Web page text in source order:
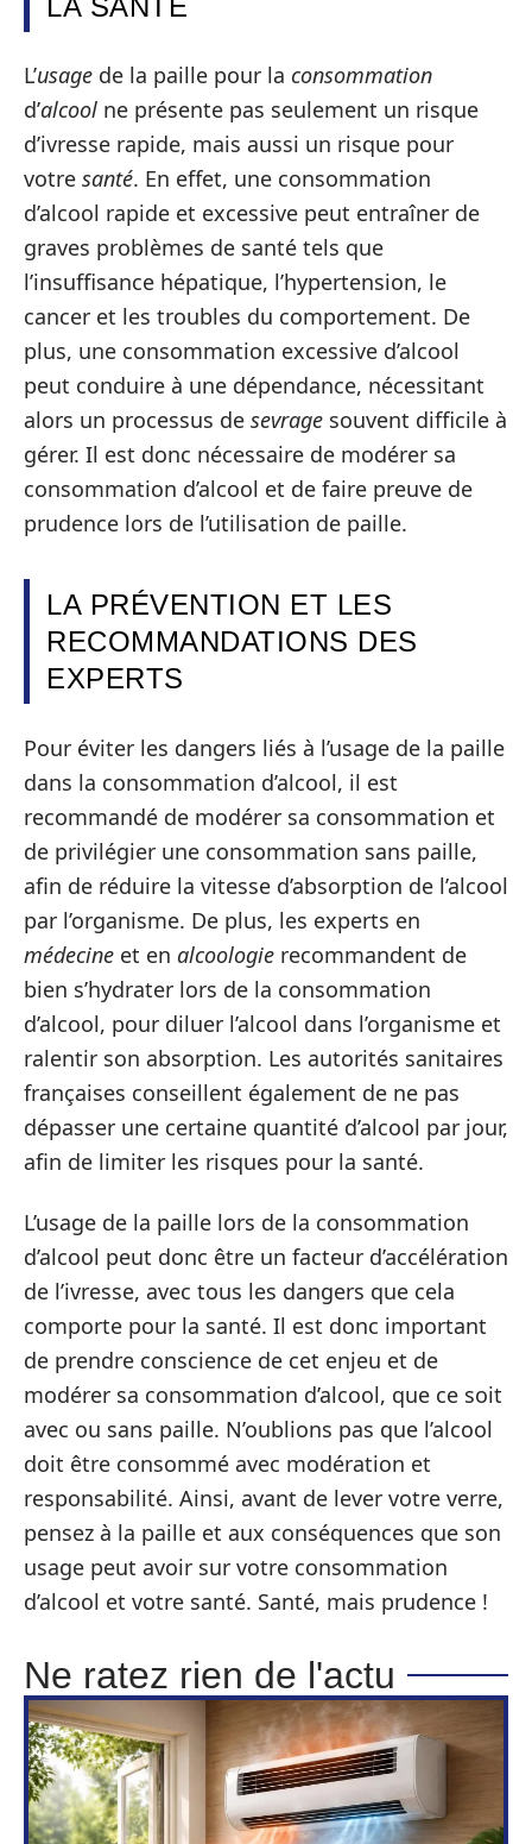
LA SANTÉ
L’usage de la paille pour la consommation
d’alcool ne présente pas seulement un risque
d’ivresse rapide, mais aussi un risque pour
votre santé. En effet, une consommation
d’alcool rapide et excessive peut entraîner de
graves problèmes de santé tels que
l’insuffisance hépatique, l’hypertension, le
cancer et les troubles du comportement. De
plus, une consommation excessive d’alcool
peut conduire à une dépendance, nécessitant
alors un processus de sevrage souvent difficile à
gérer. Il est donc nécessaire de modérer sa
consommation d’alcool et de faire preuve de
prudence lors de l’utilisation de paille.
LA PRÉVENTION ET LES
RECOMMANDATIONS DES
EXPERTS
Pour éviter les dangers liés à l’usage de la paille
dans la consommation d’alcool, il est
recommandé de modérer sa consommation et
de privilégier une consommation sans paille,
afin de réduire la vitesse d’absorption de l’alcool
par l’organisme. De plus, les experts en
médecine et en alcoologie recommandent de
bien s’hydrater lors de la consommation
d’alcool, pour diluer l’alcool dans l’organisme et
ralentir son absorption. Les autorités sanitaires
françaises conseillent également de ne pas
dépasser une certaine quantité d’alcool par jour,
afin de limiter les risques pour la santé.
L’usage de la paille lors de la consommation
d’alcool peut donc être un facteur d’accélération
de l’ivresse, avec tous les dangers que cela
comporte pour la santé. Il est donc important
de prendre conscience de cet enjeu et de
modérer sa consommation d’alcool, que ce soit
avec ou sans paille. N’oublions pas que l’alcool
doit être consommé avec modération et
responsabilité. Ainsi, avant de lever votre verre,
pensez à la paille et aux conséquences que son
usage peut avoir sur votre consommation
d’alcool et votre santé. Santé, mais prudence !
Ne ratez rien de l'actu